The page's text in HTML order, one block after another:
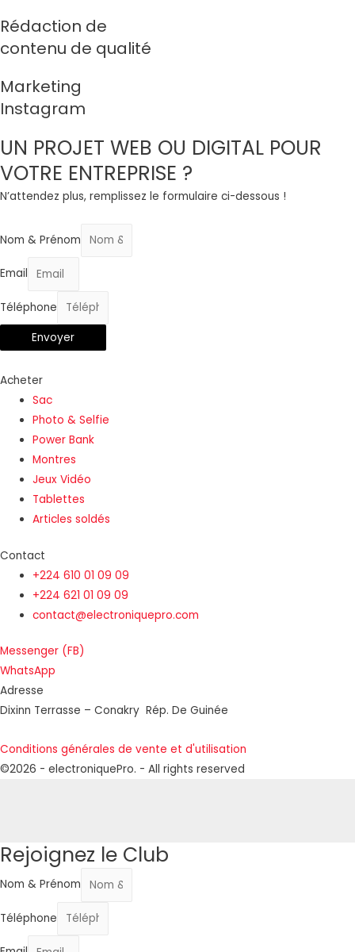
Rédaction de
contenu de qualité
Marketing
Instagram
UN PROJET WEB OU DIGITAL POUR
VOTRE ENTREPRISE ?
N’attendez plus, remplissez le formulaire ci-dessous !
Nom & Prénom
Email
Téléphone
Envoyer
Acheter
Sac
Photo & Selfie
Power Bank
Montres
Jeux Vidéo
Tablettes
Articles soldés
Contact
+224 610 01 09 09
+224 621 01 09 09
contact@electroniquepro.com
Messenger (FB)
WhatsApp
Adresse
Dixinn Terrasse – Conakry Rép. De Guinée
Conditions générales de vente et d'utilisation
©2026 - electroniquePro. - All rights reserved
Rejoignez le Club
Nom & Prénom
Téléphone